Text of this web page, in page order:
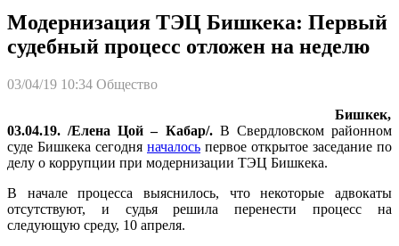
Модернизация ТЭЦ Бишкека: Первый
судебный процесс отложен на неделю
03/04/19 10:34 Общество
Бишкек,
03.04.19. /Елена Цой – Кабар/. В Свердловском районном
суде Бишкека сегодня началось первое открытое заседание по
делу о коррупции при модернизации ТЭЦ Бишкека.
В начале процесса выяснилось, что некоторые адвокаты
отсутствуют, и судья решила перенести процесс на
следующую среду, 10 апреля.